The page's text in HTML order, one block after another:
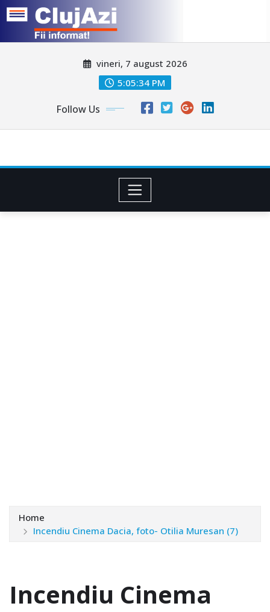
vineri, 7 august 2026
5:05:36 PM
Follow Us
Home
Incendiu Cinema Dacia, foto- Otilia Muresan (7)
Incendiu Cinema